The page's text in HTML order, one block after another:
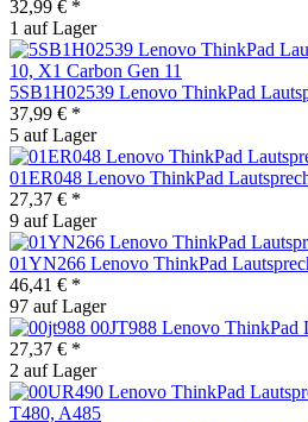
32,99 € *
1 auf Lager
5SB1H02539 Lenovo ThinkPad
37,99 € *
5 auf Lager
01ER048 Lenovo ThinkPad
27,37 € *
9 auf Lager
01YN266 Lenovo ThinkPad
46,41 € *
97 auf Lager
00JT988 Lenovo ThinkPad
27,37 € *
2 auf Lager